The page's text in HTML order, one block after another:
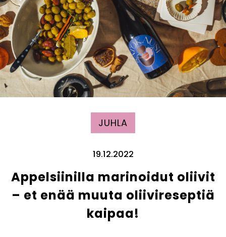
JUHLA
19.12.2022
Appelsiinilla marinoidut oliivit
– et enää muuta oliivireseptiä
kaipaa!